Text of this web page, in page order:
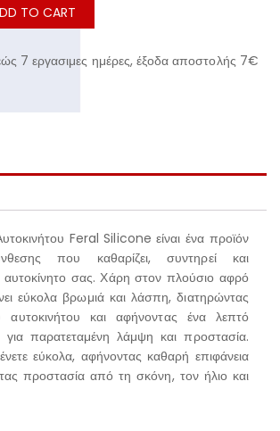
TO CART
7 εργασιμες ημέρες, έξοδα αποστολής 7€
Feral Silicone είναι ένα προϊόν
που καθαρίζει, συντηρεί και
αυτοκίνητο σας. Χάρη στον πλούσιο αφρό
εύκολα βρωμιά και λάσπη, διατηρώντας
και αφήνοντας ένα λεπτό
παρατεταμένη λάμψη και προστασία.
εύκολα, αφήνοντας καθαρή επιφάνεια
προστασία από τη σκόνη, τον ήλιο και